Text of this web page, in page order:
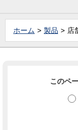
ホーム 製品 店
このペ